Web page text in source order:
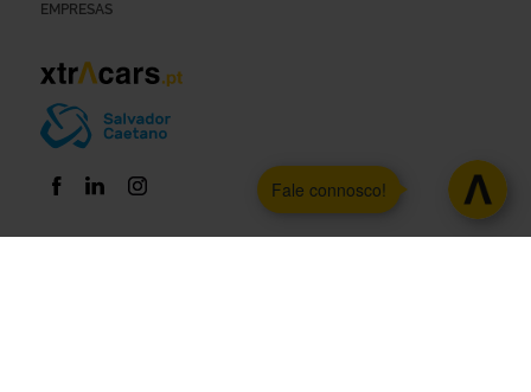
EMPRESAS
Fale connosco!